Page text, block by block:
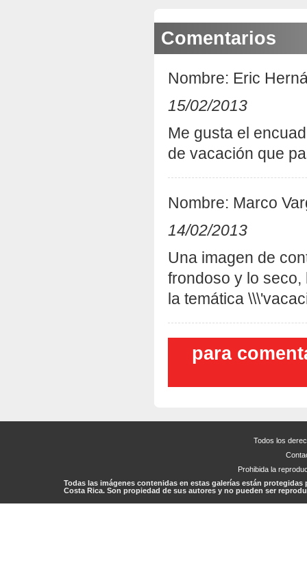
Comentarios
Nombre: Eric
15/02/2013
Me gusta el
de vacación que
Nombre: Marco
14/02/2013
Una imagen de
frondoso y lo
la temática
para
Todos los
Prohibida la
Todas las imágenes contenidas en estas galerías están
Costa Rica. Son propiedad de sus autores y no pueden ser